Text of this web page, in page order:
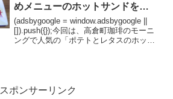
めメニューのホットサンドを実
食！
(adsbygoogle = window.adsbygoogle ||
[]).push({});今回は、高倉町珈琲のモーニ
ングで人気の「ポテトとレタスのホット
スポンサーリンク